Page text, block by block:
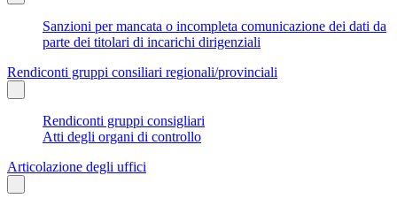
Sanzioni per mancata o incompleta comunicazione dei dati da
parte dei titolari di incarichi dirigenziali
Rendiconti gruppi consiliari regionali/provinciali
Rendiconti gruppi consigliari
Atti degli organi di controllo
Articolazione degli uffici